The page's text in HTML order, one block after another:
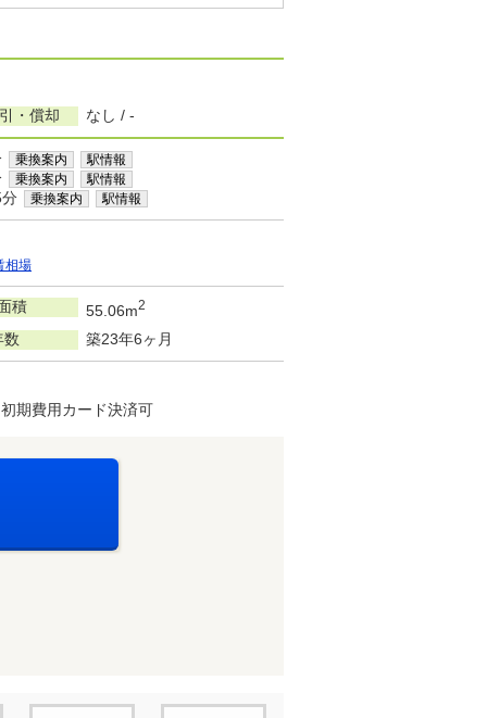
・償却 なし / -
乗換案内 駅情報
乗換案内 駅情報
乗換案内 駅情報
相場
積 55.06m2
数 築23年6ヶ月
期費用カード決済可